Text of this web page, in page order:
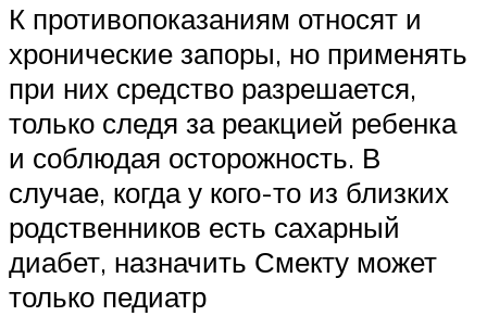
К противопоказаниям относят и
хронические запоры, но применять
при них средство разрешается,
только следя за реакцией ребенка
и соблюдая осторожность. В
случае, когда у кого-то из близких
родственников есть сахарный
диабет, назначить Смекту может
только педиатр